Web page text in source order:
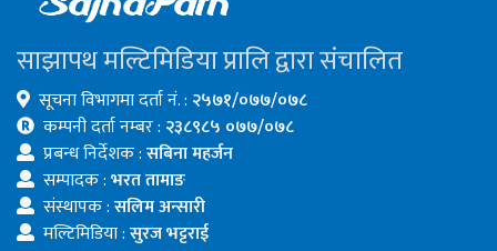
साझापथ मल्टिमिडिया प्रालि द्वारा संचालित
सूचना विभागमा दर्ता नं. : २५७१/०७७/०७८
कम्पनी दर्ता नम्बर : २३८९८५ ०७७/०७८
प्रबन्ध निर्देशक :सबिना महर्जन
सम्पादक :भरत तामाङ
संस्थापक :सलिम अन्सारी
मल्टिमिडिया :सुरज भट्टराई